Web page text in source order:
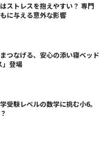
ストレスを抱えやすい？ 専門
に与える意外な影響
つなげる、安心の添い寝ベッド
」登場
受験レベルの数学に挑む小6。